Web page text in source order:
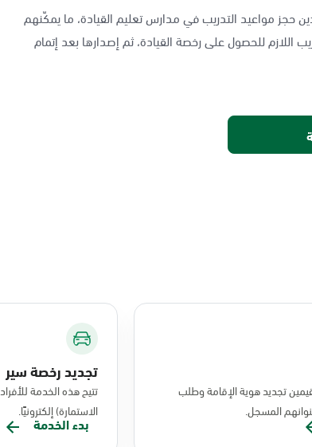
حجز مواعيد التدريب في مدارس تعليم القيادة، ما يمكّنهم
اللازم للحصول على رخصة القيادة، ثم إصدارها بعد إتمام
تجديد هوية الإقامة وطلب
المسجل.
تجديد رخصة سير
تتيح هذه الخدمة
الاستمارة) إلكترونيًا.
بدء الخدمة